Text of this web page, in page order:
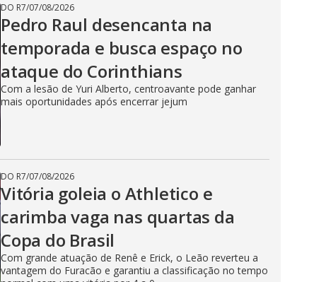
DO R7/07/08/2026
Pedro Raul desencanta na
temporada e busca espaço no
ataque do Corinthians
Com a lesão de Yuri Alberto, centroavante pode ganhar
mais oportunidades após encerrar jejum
DO R7/07/08/2026
Vitória goleia o Athletico e
carimba vaga nas quartas da
Copa do Brasil
Com grande atuação de Renê e Erick, o Leão reverteu a
vantagem do Furacão e garantiu a classificação no tempo